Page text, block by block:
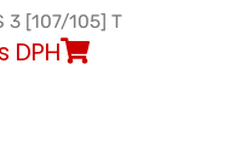
3 [107/105] T
s DPH